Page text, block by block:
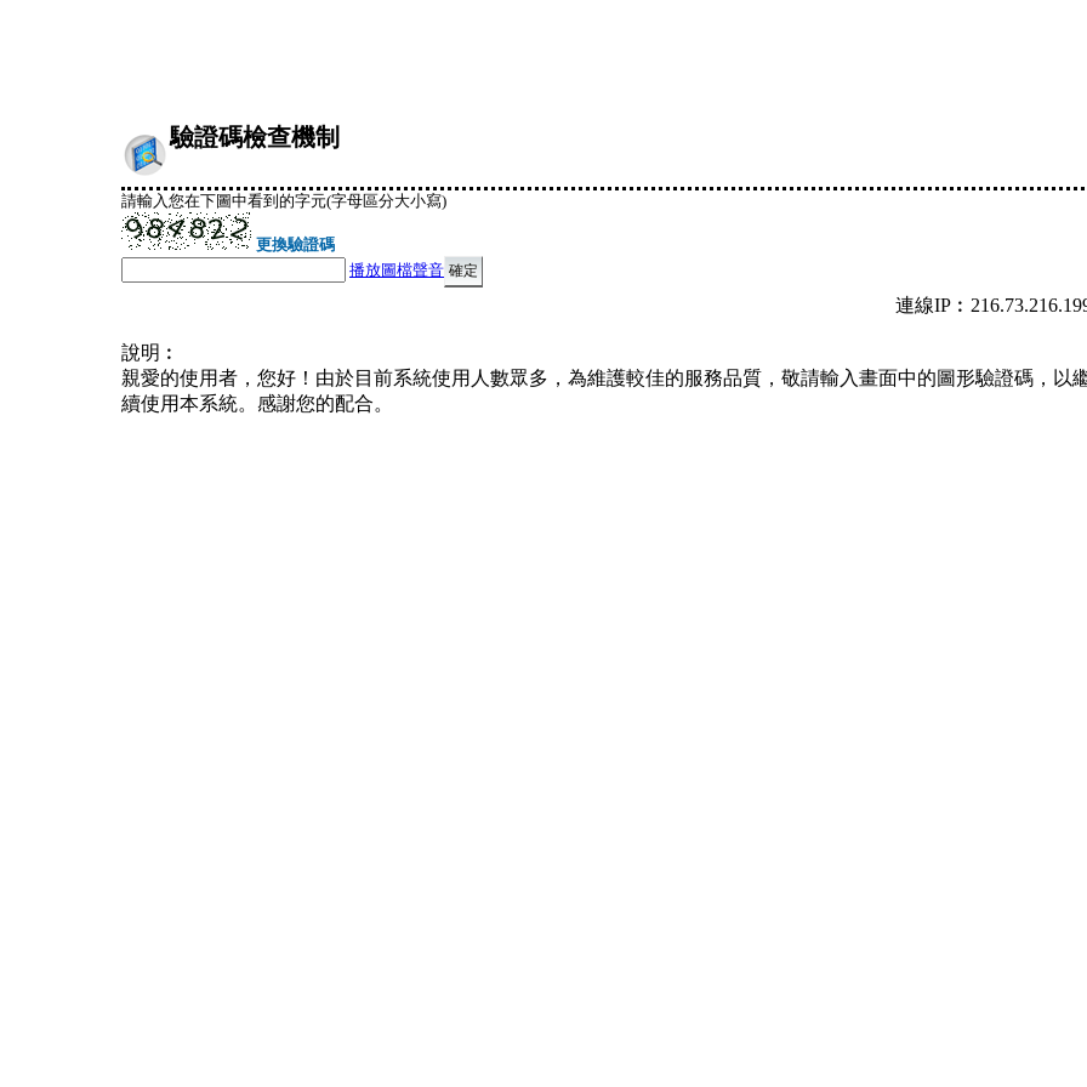
驗證碼檢查機制
請輸入您在下圖中看到的字元(字母區分大小寫)
更換驗證碼
播放圖檔聲音
連線
說明︰
親愛的使用者，您好！由於目前系統使用人數眾多，為維護較佳的服務品質，敬請輸入畫面中的圖形驗證碼，以
續使用本系統。感謝您的配合。